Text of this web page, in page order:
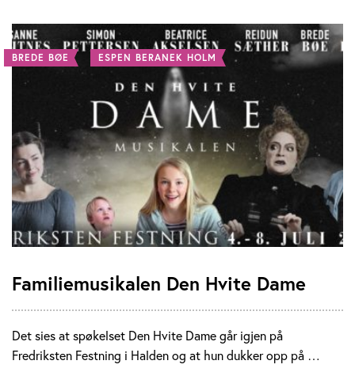
BREDE BØE ESPEN BERANEK HOLM
Familiemusikalen Den Hvite Dame
Det sies at spøkelset Den Hvite Dame går igjen på
Fredriksten Festning i Halden og at hun dukker opp på …